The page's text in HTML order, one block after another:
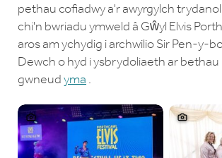
pethau cofiadwy a'r awyrgylch
chi'n bwriadu ymweld â Gŵyl Elvis
aros am ychydig i archwilio Sir Pen-y-
Dewch o hyd i ysbrydoliaeth ar bethau
gwneudyma .